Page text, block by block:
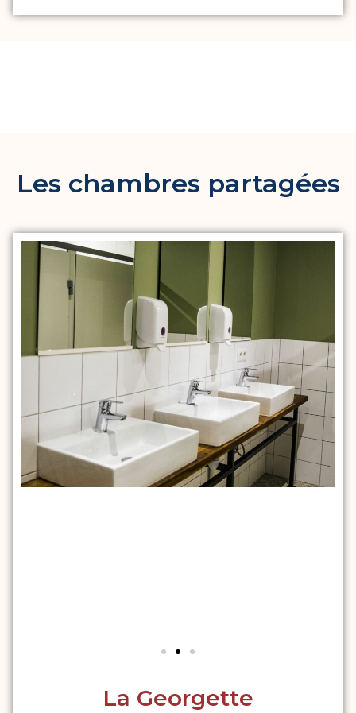
Les chambres partagées
La Georgette